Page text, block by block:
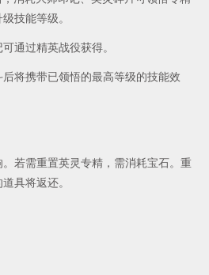
技能等级。
通过精英战役获得。
将携带已领悟的最高等级的技能效
若需重置英灵专精，需消耗宝石。重
具将返还。